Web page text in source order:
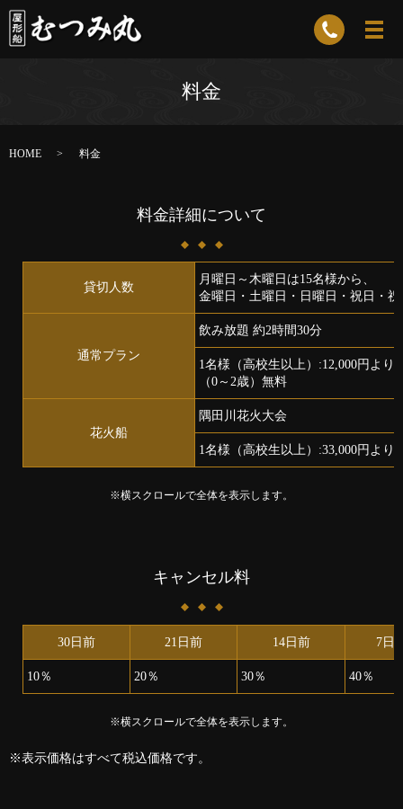
料金
HOME 料金
料金詳細について
貸切人数
月曜日～木曜日は15名様から、
金曜日・土曜日・日曜日・祝日・
通常プラン
飲み放題 約2時間30分
1名様（高校生以上）:12,000円より
（0～2歳）無料
花火船
隅田川花火大会
1名様（高校生以上）:33,000円より
※横スクロールで全体を表示します。
キャンセル料
30日前 21日前 14日前 7日
10％ 20％ 30％ 40％
※横スクロールで全体を表示します。
※表示価格はすべて税込価格です。